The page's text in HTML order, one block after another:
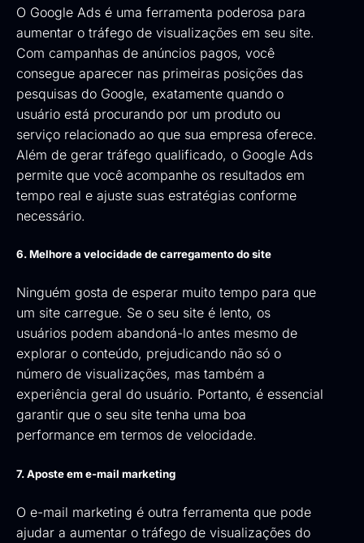
O Google Ads é uma ferramenta poderosa para
aumentar o tráfego de visualizações em seu site.
Com campanhas de anúncios pagos, você
consegue aparecer nas primeiras posições das
pesquisas do Google, exatamente quando o
usuário está procurando por um produto ou
serviço relacionado ao que sua empresa oferece.
Além de gerar tráfego qualificado, o Google Ads
permite que você acompanhe os resultados em
tempo real e ajuste suas estratégias conforme
necessário.
6. Melhore a velocidade de carregamento do site
Ninguém gosta de esperar muito tempo para que
um site carregue. Se o seu site é lento, os
usuários podem abandoná-lo antes mesmo de
explorar o conteúdo, prejudicando não só o
número de visualizações, mas também a
experiência geral do usuário. Portanto, é essencial
garantir que o seu site tenha uma boa
performance em termos de velocidade.
7. Aposte em e-mail marketing
O e-mail marketing é outra ferramenta que pode
ajudar a aumentar o tráfego de visualizações do